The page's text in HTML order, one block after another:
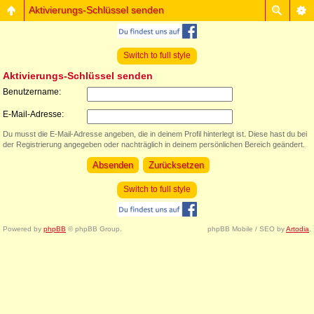
Aktivierungs-Schlüssel senden
Switch to full style
Aktivierungs-Schlüssel senden
Benutzername:
E-Mail-Adresse:
Du musst die E-Mail-Adresse angeben, die in deinem Profil hinterlegt ist. Diese hast du bei
der Registrierung angegeben oder nachträglich in deinem persönlichen Bereich geändert.
Switch to full style
Powered by phpBB © phpBB Group. phpBB Mobile / SEO byArtodia